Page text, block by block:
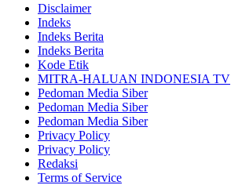
Disclaimer
Indeks
Indeks Berita
Indeks Berita
Kode Etik
MITRA-HALUAN INDONESIA TV
Pedoman Media Siber
Pedoman Media Siber
Pedoman Media Siber
Privacy Policy
Privacy Policy
Redaksi
Terms of Service